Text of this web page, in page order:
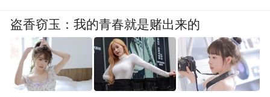
盗香窃玉：我的青春就是赌出来的